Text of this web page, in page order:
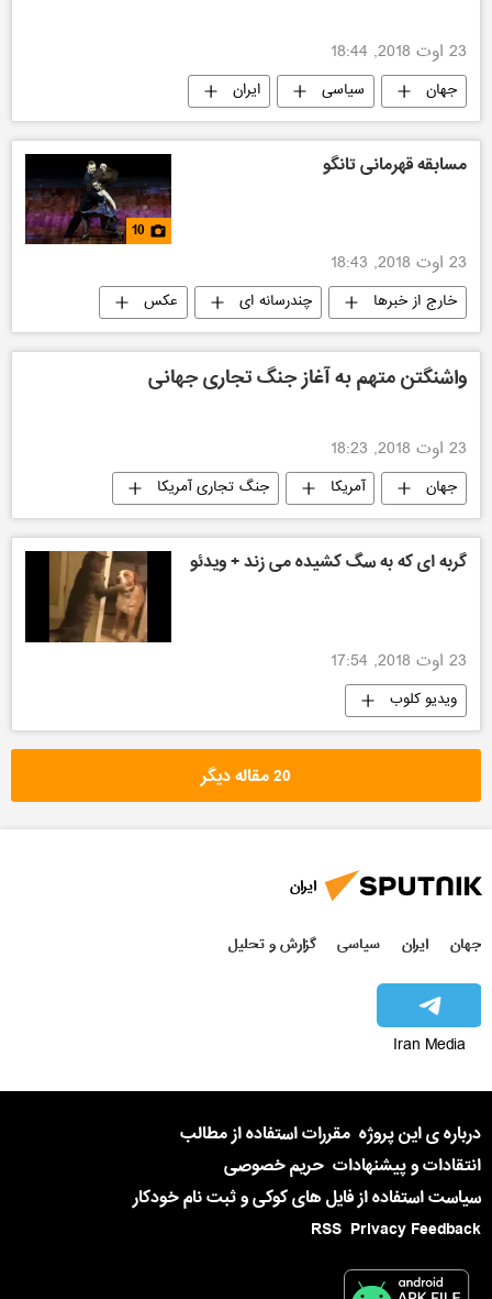
23 اوت 2018, 18:44
جهان سیاسی ایران
مسابقه قهرمانی تانگو
10
23 اوت 2018, 18:43
خارج از خبرها چندرسانه ای عکس
واشنگتن متهم به آغاز جنگ تجاری جهانی
23 اوت 2018, 18:23
جهان آمریکا جنگ تجاری آمریکا
گربه ای که به سگ کشیده می زند + ویدئو
23 اوت 2018, 17:54
ویدیو کلوب
20 مقاله دیگر
ایران
جهان ایران سیاسی گزارش و تحلیل
Iran Media
درباره ی این پروژه مقررات استفاده از مطالب
انتقادات و پیشنهادات حریم خصوصی
سیاست استفاده از فایل های کوکی و ثبت نام خودکار
Privacy Feedback
RSS